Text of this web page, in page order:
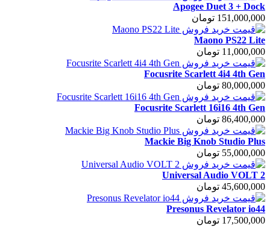
Apogee Duet 3 + Dock
151,000,000 تومان
Maono PS22 Lite
11,000,000 تومان
Focusrite Scarlett 4i4 4th Gen
80,000,000 تومان
Focusrite Scarlett 16i16 4th Gen
86,400,000 تومان
Mackie Big Knob Studio Plus
55,000,000 تومان
Universal Audio VOLT 2
45,600,000 تومان
Presonus Revelator io44
17,500,000 تومان